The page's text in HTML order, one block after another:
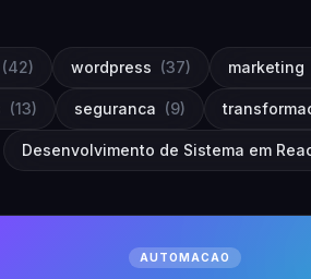
(42) wordpress (37) marketing
(13) seguranca (9)
Desenvolvimento de Sistema em
AUTOMACAO